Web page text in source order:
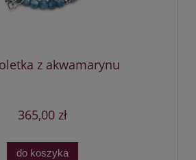
z akwamarynu
365,00 zł
do koszyka